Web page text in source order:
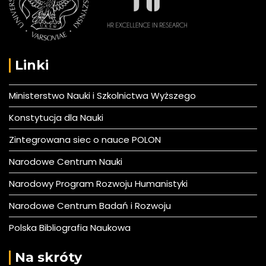
Linki
Ministerstwo Nauki i Szkolnictwa Wyższego
Konstytucja dla Nauki
Zintegrowana siec o nauce POLON
Narodowe Centrum Nauki
Narodowy Program Rozwoju Humanistyki
Narodowe Centrum Badań i Rozwoju
Polska Bibliografia Naukowa
Na skróty